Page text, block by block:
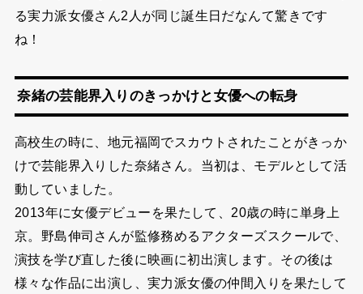
る実力派女優さん2人が同じ誕生日だなんて驚きです
ね！
奈緒の芸能界入りのきっかけと女優への転身
高校生の時に、地元福岡でスカウトされたことがきっか
けで芸能界入りした奈緒さん。当初は、モデルとして活
動していました。
2013年に女優デビューを果たして、20歳の時に単身上
京。野島伸司さんが監修務めるアクターズスクールで、
演技を学び直した後に映画に初出演します。その後は
様々な作品に出演し、実力派女優の仲間入りを果たして